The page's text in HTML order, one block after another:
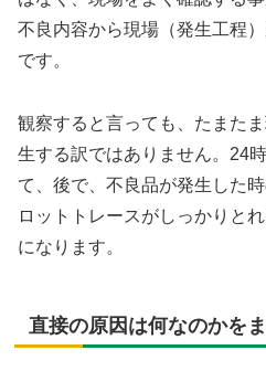
不良内容から現場（発生工程
です。
観察すると言っても、たまた
生する訳ではありません。24
て、後で、不良品が発生した
ロットトレースがしっかりと
になります。
直接の原因は何なのかを